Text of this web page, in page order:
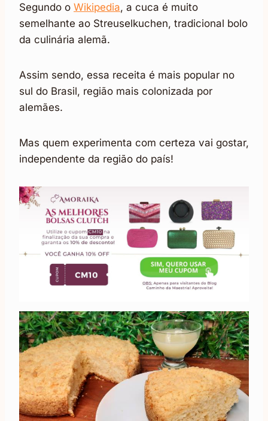
Segundo o Wikipedia, a cuca é muito
semelhante ao Streuselkuchen, tradicional bolo
da culinária alemã.
Assim sendo, essa receita é mais popular no
sul do Brasil, região mais colonizada por
alemães.
Mas quem experimenta com certeza vai gostar,
independente da região do país!